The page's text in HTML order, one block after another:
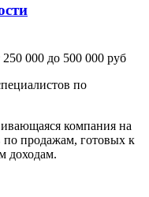
250 000 до 500 000 руб
по
компания на
продажам, готовых к
доходам.